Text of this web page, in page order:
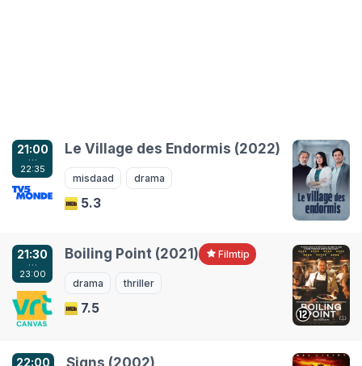
21:00
…
22:35
Le Village des Endormis (2022)
misdaad drama
5.3
21:30
…
23:00
Boiling Point (2021) Filmtip
drama thriller
7.5
22:00 Signs (2002)